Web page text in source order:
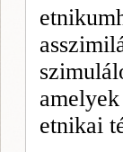
etnikai